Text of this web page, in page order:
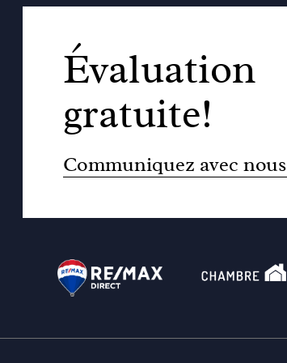
Évaluation
gratuite!
Communiquez avec nous